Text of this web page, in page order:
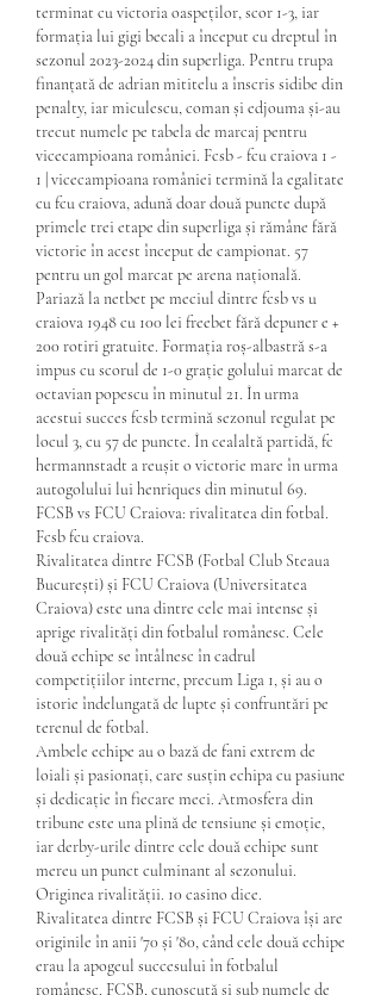
terminat cu victoria oaspeților, scor 1-3, iar
formația lui gigi becali a început cu dreptul în
sezonul 2023-2024 din superliga. Pentru trupa
finanțată de adrian mititelu a înscris sidibe din
penalty, iar miculescu, coman și edjouma și-au
trecut numele pe tabela de marcaj pentru
vicecampioana româniei. Fcsb - fcu craiova 1 -
1 | vicecampioana româniei termină la egalitate
cu fcu craiova, adună doar două puncte după
primele trei etape din superliga și rămâne fără
victorie în acest început de campionat. 57
pentru un gol marcat pe arena națională.
Pariază la netbet pe meciul dintre fcsb vs u
craiova 1948 cu 100 lei freebet fără depuner e +
200 rotiri gratuite. Formația roș-albastră s-a
impus cu scorul de 1-0 grație golului marcat de
octavian popescu în minutul 21. În urma
acestui succes fcsb termină sezonul regulat pe
locul 3, cu 57 de puncte. În cealaltă partidă, fc
hermannstadt a reușit o victorie mare în urma
autogolului lui henriques din minutul 69.
FCSB vs FCU Craiova: rivalitatea din fotbal.
Fcsb fcu craiova.
Rivalitatea dintre FCSB (Fotbal Club Steaua
București) și FCU Craiova (Universitatea
Craiova) este una dintre cele mai intense și
aprige rivalități din fotbalul românesc. Cele
două echipe se întâlnesc în cadrul
competițiilor interne, precum Liga 1, și au o
istorie îndelungată de lupte și confruntări pe
terenul de fotbal.
Ambele echipe au o bază de fani extrem de
loiali și pasionați, care susțin echipa cu pasiune
și dedicație în fiecare meci. Atmosfera din
tribune este una plină de tensiune și emoție,
iar derby-urile dintre cele două echipe sunt
mereu un punct culminant al sezonului.
Originea rivalității. 10 casino dice.
Rivalitatea dintre FCSB și FCU Craiova își are
originile în anii '70 și '80, când cele două echipe
erau la apogeul succesului în fotbalul
românesc. FCSB, cunoscută și sub numele de